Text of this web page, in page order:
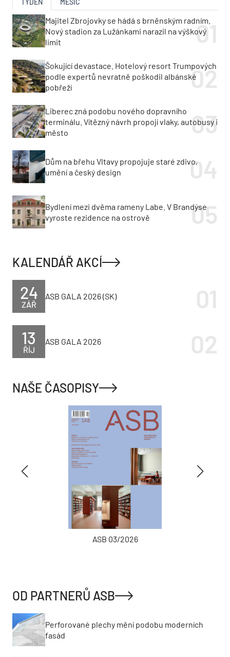
TÝDEN MĚSÍC
Majitel Zbrojovky se hádá s brněnským radním.
Nový stadion za Lužánkami narazil na výškový
limit
Šokující devastace. Hotelový resort Trumpových
podle expertů nevratně poškodil albánské
pobřeží
Liberec zná podobu nového dopravního
terminálu. Vítězný návrh propojí vlaky, autobusy i
město
Dům na břehu Vltavy propojuje staré zdivo,
umění a český design
Bydlení mezi dvěma rameny Labe. V Brandýse
vyroste rezidence na ostrově
KALENDÁŘ AKCÍ
ZÁŘ
24 ASB GALA 2026 (SK)
ŘÍJ
13 ASB GALA 2026
NAŠE ČASOPISY
ASB 03/2026
OD PARTNERŮ ASB
Perforované plechy mění podobu moderních
fasád